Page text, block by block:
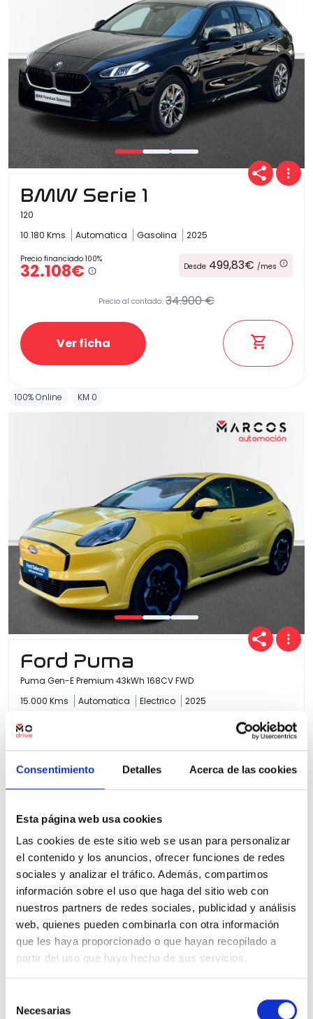
Consentimiento Detalles Acerca de las cookies
Esta página web usa cookies
Las cookies de este sitio web se usan para personalizar
el contenido y los anuncios, ofrecer funciones de redes
sociales y analizar el tráfico. Además, compartimos
información sobre el uso que haga del sitio web con
nuestros partners de redes sociales, publicidad y análisis
web, quienes pueden combinarla con otra información
que les haya proporcionado o que hayan recopilado a
partir del uso que haya hecho de sus servicios.
Necesarias
BMW Serie 1
120
10.180 Kms
Automatica Gasolina 2025
Precio financiado 100%
32.108€ Desde 499,83€ /mes
Precio al contado: 34.900 €
Ver ficha
100% Online KM 0
Ford Puma
Puma Gen-E Premium 43kWh 168CV FWD
15.000 Kms
Automatica Electrico 2025
Precio financiado 100%
23.828€ 370,93€/mes
Precio al contado: 25.900 €
100% Online Segunda mano